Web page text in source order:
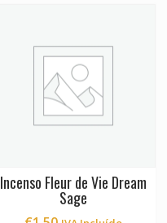
Incenso Fleur de Vie Dream
Sage